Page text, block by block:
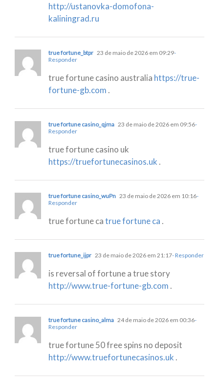
http://ustanovka-domofona-
kaliningrad.ru
true fortune_btpr 23 de maio de 2026 em 09:29-
Responder
true fortune casino australia https://true-
fortune-gb.com .
true fortune casino_qjma 23 de maio de 2026 em 09:56-
Responder
true fortune casino uk
https://truefortunecasinos.uk .
true fortune casino_wuPn 23 de maio de 2026 em 10:16-
Responder
true fortune catrue fortune ca .
true fortune_ijpr 23 de maio de 2026 em 21:17- Responder
is reversal of fortune a true story
http://www.true-fortune-gb.com .
true fortune casino_alma 24 de maio de 2026 em 00:36-
Responder
true fortune 50 free spins no deposit
http://www.truefortunecasinos.uk .